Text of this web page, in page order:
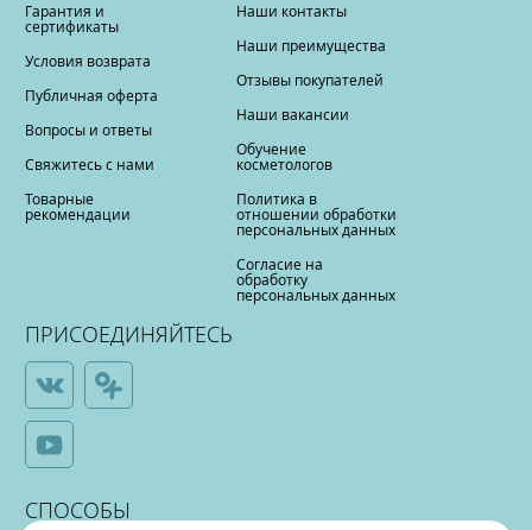
Гарантия и
сертификаты
Условия возврата
Публичная оферта
Вопросы и ответы
Свяжитесь с нами
Товарные
рекомендации
Наши контакты
Наши преимущества
Отзывы покупателей
Наши вакансии
Обучение
косметологов
Политика в
отношении обработки
персональных данных
Согласие на
обработку
персональных данных
ПРИСОЕДИНЯЙТЕСЬ
СПОСОБЫ